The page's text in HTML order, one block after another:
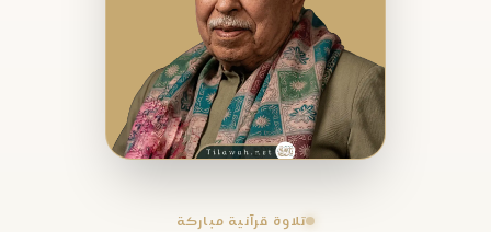
تلاوة قرآنية مباركة